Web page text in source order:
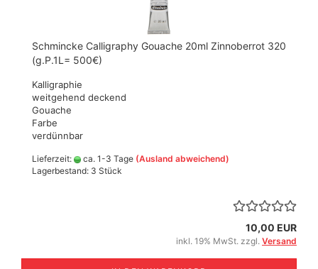
Schmincke Calligraphy Gouache 20ml Zinnoberrot 320
(g.P.1L= 500€)
Kalligraphie
weitgehend deckend
Gouache
Farbe
verdünnbar
Lieferzeit: ca. 1-3 Tage (Ausland abweichend)
Lagerbestand: 3 Stück
10,00 EUR
inkl. 19% MwSt. zzgl. Versand